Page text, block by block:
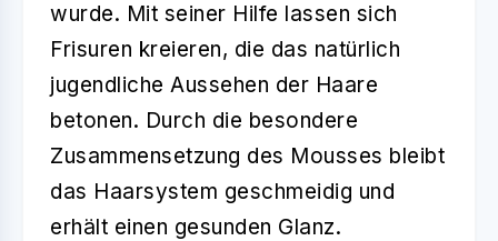
wurde. Mit seiner Hilfe lassen sich
Frisuren kreieren, die das natürlich
jugendliche Aussehen der Haare
betonen. Durch die besondere
Zusammensetzung des Mousses bleibt
das Haarsystem geschmeidig und
erhält einen gesunden Glanz.